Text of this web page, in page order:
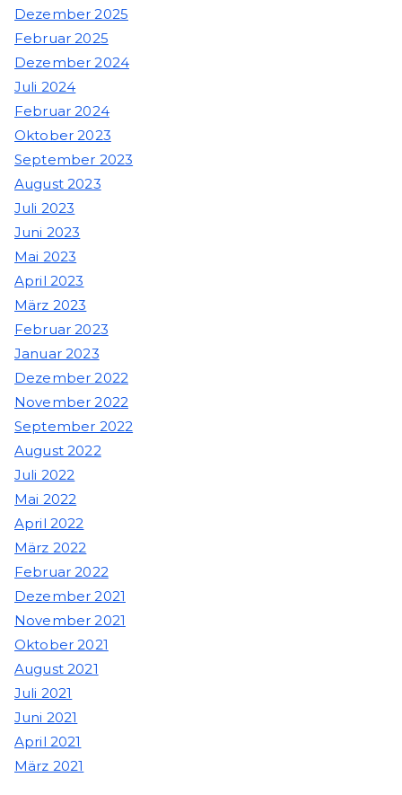
Dezember 2025
Februar 2025
Dezember 2024
Juli 2024
Februar 2024
Oktober 2023
September 2023
August 2023
Juli 2023
Juni 2023
Mai 2023
April 2023
März 2023
Februar 2023
Januar 2023
Dezember 2022
November 2022
September 2022
August 2022
Juli 2022
Mai 2022
April 2022
März 2022
Februar 2022
Dezember 2021
November 2021
Oktober 2021
August 2021
Juli 2021
Juni 2021
April 2021
März 2021